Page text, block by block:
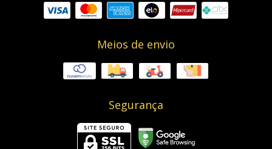
Meios de envio
Segurança